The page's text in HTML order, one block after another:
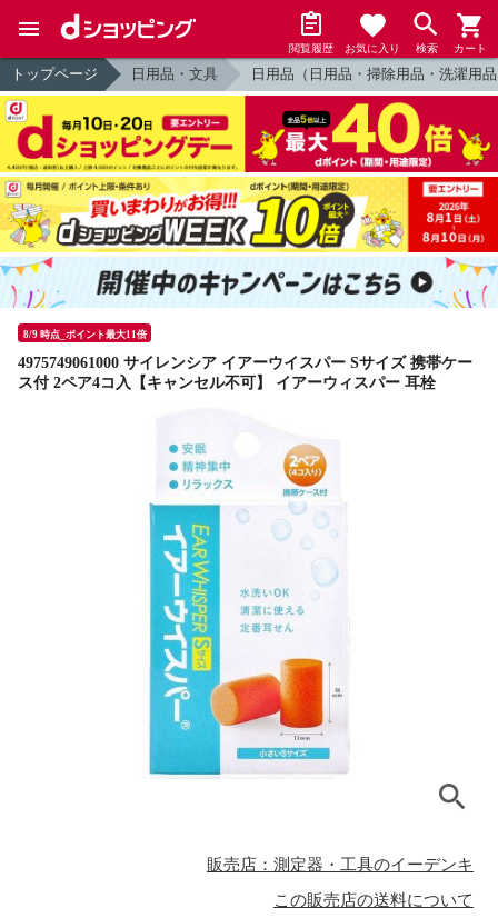
閲覧履歴 お気に入り 検索 カート
トップページ 日用品・文具 日用品（日用品・掃除用品・洗濯用
8/9 時点_ポイント最大11倍
4975749061000 サイレンシア イアーウイスパー Sサイズ 携帯ケー
ス付 2ペア4コ入【キャンセル不可】 イアーウィスパー 耳栓
販売店：測定器・工具のイーデンキ
この販売店の送料について